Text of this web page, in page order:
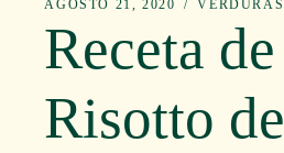
AGOSTO 21, 2020 VERDURAS
Receta de
Risotto de